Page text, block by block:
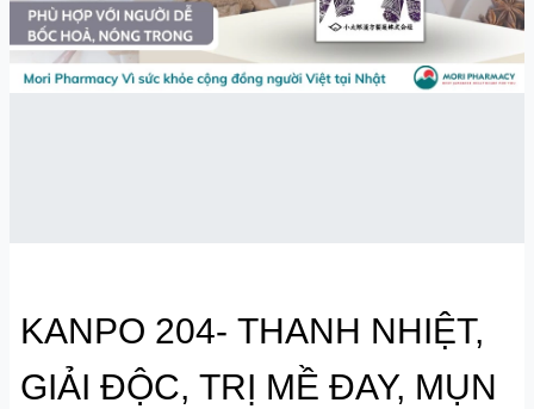
KANPO 204- THANH NHIỆT,
GIẢI ĐỘC, TRỊ MỀ ĐAY, MỤN